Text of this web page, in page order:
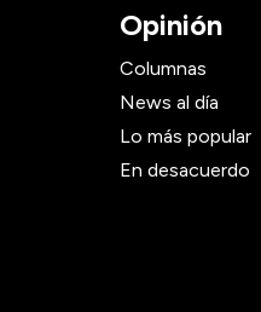
Opinión
Columnas
News al día
Lo más popular
En desacuerdo